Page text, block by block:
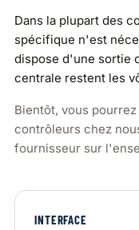
Dans la plupart des
spécifique n'est
dispose d'une sortie
centrale restent les
Bientôt, vous
contrôleurs chez
fournisseur sur
INTERFACE